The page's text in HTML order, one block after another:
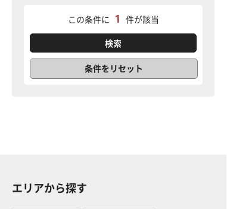
この条件に 1 件が該当
条件をリセット
エリアから探す